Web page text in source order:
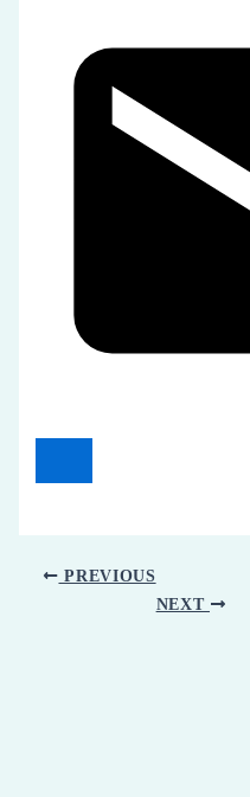
PREVIOUS
NEXT